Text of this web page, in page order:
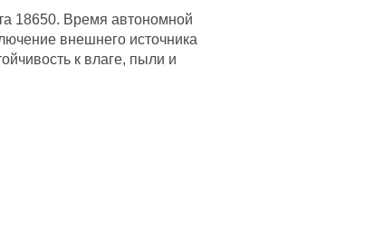
18650. Время автономной
внешнего источника
к влаге, пыли и